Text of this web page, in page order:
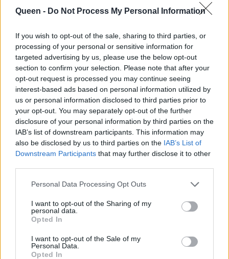
Queen - Do Not Process My Personal Information
If you wish to opt-out of the sale, sharing to third parties, or
processing of your personal or sensitive information for
targeted advertising by us, please use the below opt-out
section to confirm your selection. Please note that after your
opt-out request is processed you may continue seeing
interest-based ads based on personal information utilized by
us or personal information disclosed to third parties prior to
your opt-out. You may separately opt-out of the further
disclosure of your personal information by third parties on the
IAB’s list of downstream participants. This information may
also be disclosed by us to third parties on the IAB’s List of
Downstream Participants that may further disclose it to other
Personal Data Processing Opt Outs
I want to opt-out of the Sharing of my
personal data.
Opted In
I want to opt-out of the Sale of my
Personal Data.
Opted In
Crash test: Είναι η
Κυβέλη το απόλυτο
GNTM; Η σύγκριση
με τις προηγούμενες
νικήτριες
Έτσι κατάφερε η
Κυβέλη να
μεταμορφωθεί από
απόλυτο outsider του
GNTM 4 στο μεγάλο
φαβορί